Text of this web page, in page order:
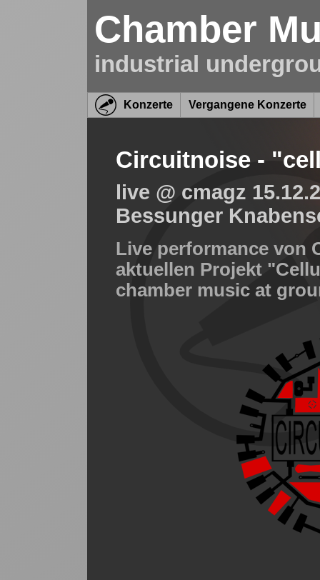
Chamber
industrial
Konzerte Vergangene Konzerte
Circuitnoise -
live @ cmagz
Bessunger
Live performance von
aktuellen Projekt "
chamber music at